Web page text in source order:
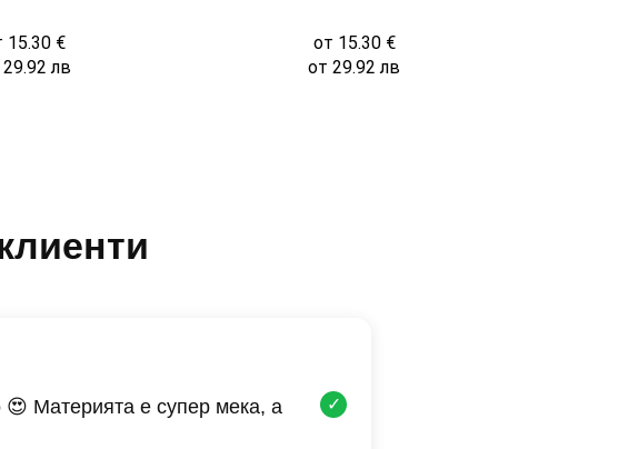
15.30 €
29.92лв
от 15.30 €
от29.92лв
😍 Материята е супер мека, а
✓